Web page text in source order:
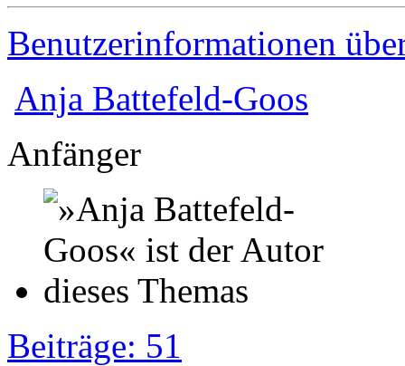
Benutzerinformationen
Anja Battefeld-Goos
Anfänger
Beiträge: 51